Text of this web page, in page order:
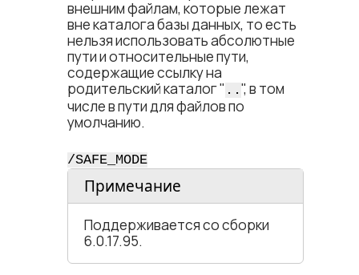
внешним файлам, которые лежат
вне каталога базы данных, то есть
нельзя использовать абсолютные
пути и относительные пути,
содержащие ссылку на
родительский каталог " .. ", в том
числе в пути для файлов по
умолчанию.
/SAFE_MODE
Примечание
Поддерживается со сборки
6.0.17.95.